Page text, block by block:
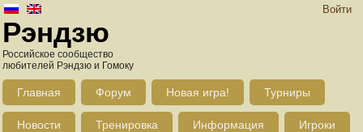
Войти
Рэндзю
Российское сообщество
любителей Рэндзю и Гомоку
Главная Форум Новая игра! Турниры
Новости Тренировка Информация Игроки